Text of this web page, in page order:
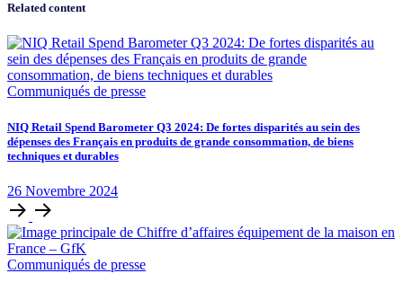
Related content
Communiqués de presse
NIQ Retail Spend Barometer Q3 2024: De fortes disparités au sein des
dépenses des Français en produits de grande consommation, de biens
techniques et durables
26 Novembre 2024
Communiqués de presse